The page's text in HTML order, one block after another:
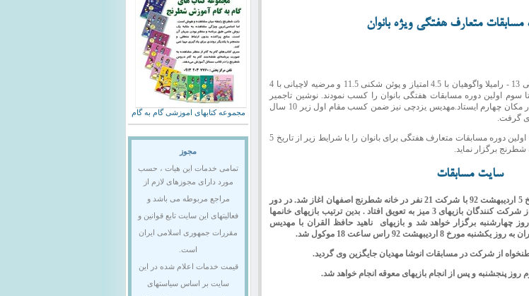
مسابقات متعارف هفتگی ویژه بانوان
عسل کاظم زاده با 4.5 امتیاز و پوئن شکنی 13 - رامیلا واگوهیان با 4.5 امتیاز و پوئن شکنی 11.5 و مرضیه لاچیانی با 4
13.5 مقامهای اول تا سوم اولین دوره مسابقات هفتگی بانوان را کسب نمودند. نوشین تاجمیر
ریاحی نیز با 4 امتیاز و پوئن شکنی 11.5 در مکان چهارم ایستاد.مهدیس یزدچی نیز ضمن کسب مقام اول زیر 10 سال
گرفت.
هیات شطرنج استان اصفهان در نظر دارد اولین دوره مسابقات متعارف هفتگی برای بانوان را با شرایط زیر از تاریخ 5
سایت مسابقات
مسابقات اوپن متعارف ویژه بانوان از تاریخ 5 اردیبهشت 92 با شرکت 21 نفر در خانه شطرنج اصفهان اغاز شد. در دور
اول با توجه به برگزاری امتحانات تعدادی از شرکت کنندگان بازیهای 3 میز به تعویق افتاد . بدین ترتیب بازیهای خانمها
چهارشنبه برگزار خواهد شد و بازیهای ناهید حافظ القران با مهدیس
8 اردیبهشت 92 راس ساعت 18 موکول شد.
از شرکت در مسابقات انوشا مهدیان جایگزین وی گردید.
پنجشنبه و پس از انجام بازیهای معوقه انجام خواهد شد.
مجموعه کتابهای اموزشی گام به گام
مجوز
تمامی خدمات این هیات ، حسب
مورد دارای مجوزهای لازم از
مراجع مربوطه می باشد و
فعالیتهای این سایت تابع قوانین و
مقررات جمهوری اسلامی ایران
است.
قیمت خدمات اعلام شده در این
سایت بر اساس سیاستهای